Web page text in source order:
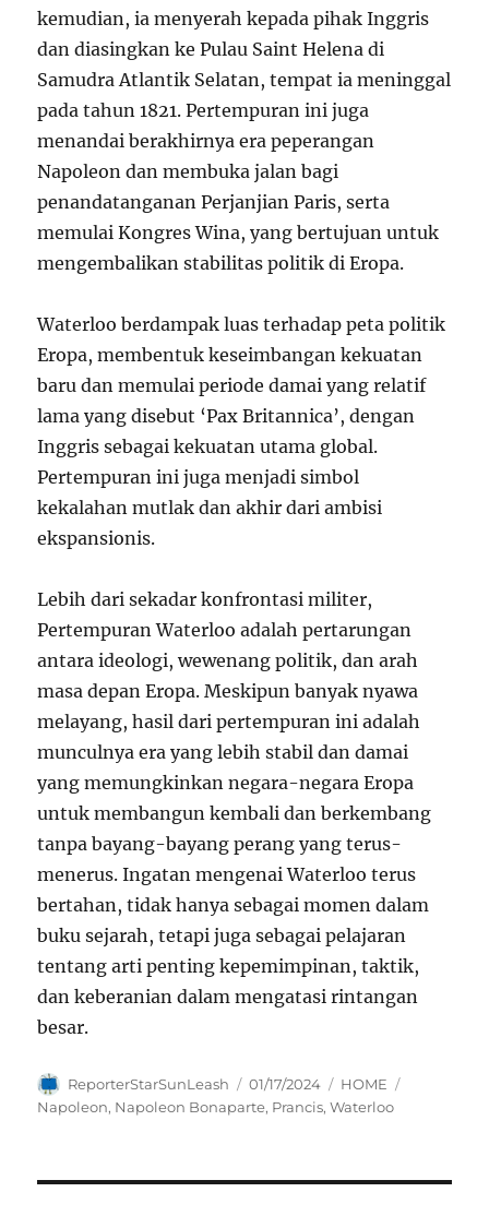
kemudian, ia menyerah kepada pihak Inggris
dan diasingkan ke Pulau Saint Helena di
Samudra Atlantik Selatan, tempat ia meninggal
pada tahun 1821. Pertempuran ini juga
menandai berakhirnya era peperangan
Napoleon dan membuka jalan bagi
penandatanganan Perjanjian Paris, serta
memulai Kongres Wina, yang bertujuan untuk
mengembalikan stabilitas politik di Eropa.
Waterloo berdampak luas terhadap peta politik
Eropa, membentuk keseimbangan kekuatan
baru dan memulai periode damai yang relatif
lama yang disebut ‘Pax Britannica’, dengan
Inggris sebagai kekuatan utama global.
Pertempuran ini juga menjadi simbol
kekalahan mutlak dan akhir dari ambisi
ekspansionis.
Lebih dari sekadar konfrontasi militer,
Pertempuran Waterloo adalah pertarungan
antara ideologi, wewenang politik, dan arah
masa depan Eropa. Meskipun banyak nyawa
melayang, hasil dari pertempuran ini adalah
munculnya era yang lebih stabil dan damai
yang memungkinkan negara-negara Eropa
untuk membangun kembali dan berkembang
tanpa bayang-bayang perang yang terus-
menerus. Ingatan mengenai Waterloo terus
bertahan, tidak hanya sebagai momen dalam
buku sejarah, tetapi juga sebagai pelajaran
tentang arti penting kepemimpinan, taktik,
dan keberanian dalam mengatasi rintangan
besar.
Author
ReporterStarSunLeash
Posted
on
01/17/2024 Categories
HOME
Napoleon, Napoleon Bonaparte, Prancis,Waterloo